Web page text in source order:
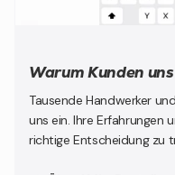
Warum Kunden
Tausende Handwerker
uns ein. Ihre Erfahrungen
richtige Entscheidung zu